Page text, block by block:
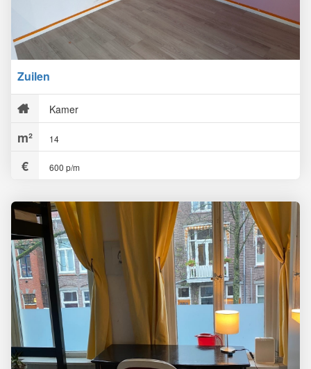
Zuilen
Kamer
14
600 p/m